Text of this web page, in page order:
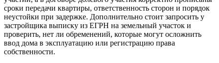
сроки передачи квартиры, ответственность сторон и порядок
неустойки при задержке. Дополнительно стоит запросить у
застройщика выписку из ЕГРН на земельный участок и
проверить, нет ли обременений, которые могут осложнить
ввод дома в эксплуатацию или регистрацию права
собственности.